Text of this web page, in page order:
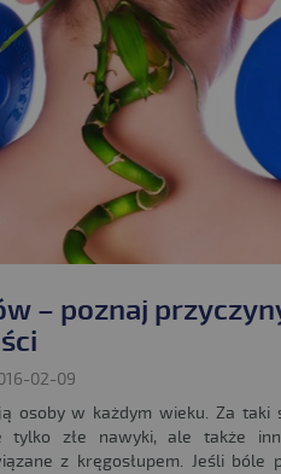
– poznaj
02-09
osoby w każdym wieku. Za taki
tylko złe nawyki, ale także
z kręgosłupem. Jeśli bóle